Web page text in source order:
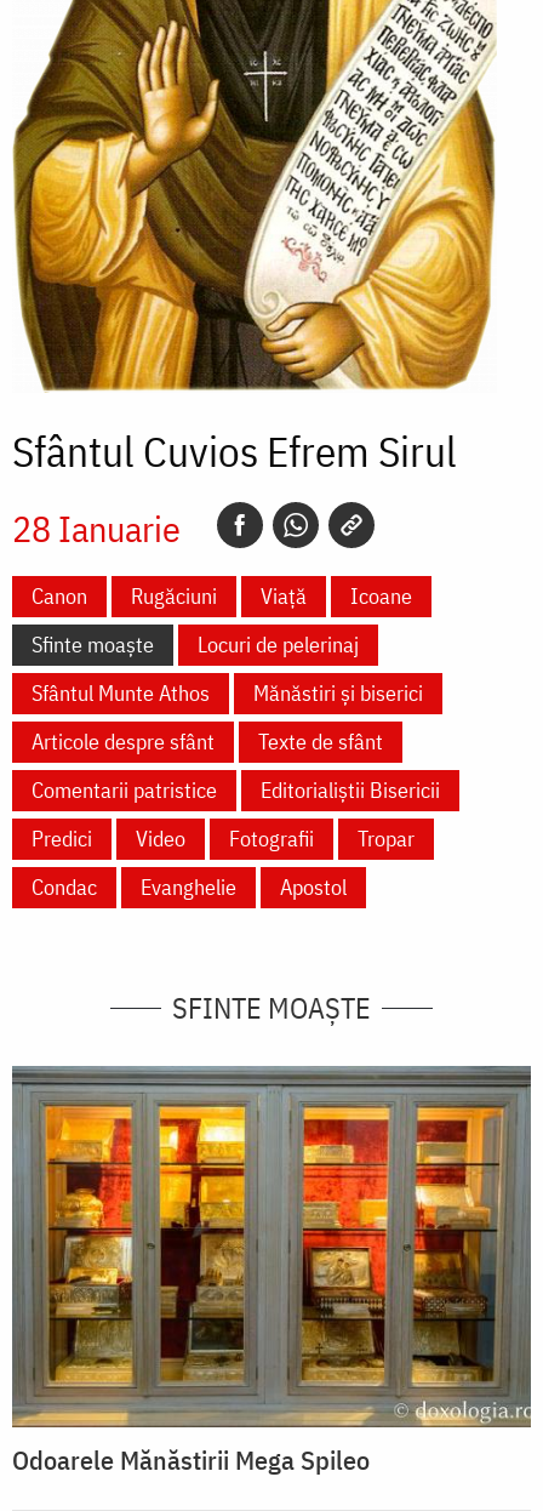
Sfântul Cuvios Efrem Sirul
28 Ianuarie
Canon Rugăciuni Viață
Icoane
Sfinte moaște
Locuri de pelerinaj
Sfântul Munte Athos
Mănăstiri și biserici
Articole despre sfânt
Texte de sfânt
Comentarii patristice
Editorialiștii Bisericii
Predici
Video Fotografii
Tropar
Condac
Evanghelie Apostol
SFINTE MOAȘTE
Odoarele Mănăstirii Mega Spileo